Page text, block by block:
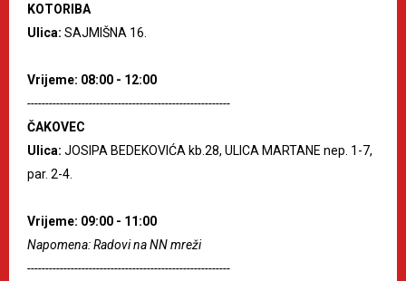
KOTORIBA
Ulica: SAJMIŠNA 16.
Vrijeme: 08:00 - 12:00
--------------------------------------------------------
ČAKOVEC
Ulica: JOSIPA BEDEKOVIĆA kb.28, ULICA MARTANE nep. 1-7,
par. 2-4.
Vrijeme: 09:00 - 11:00
Napomena: Radovi na NN mreži
--------------------------------------------------------